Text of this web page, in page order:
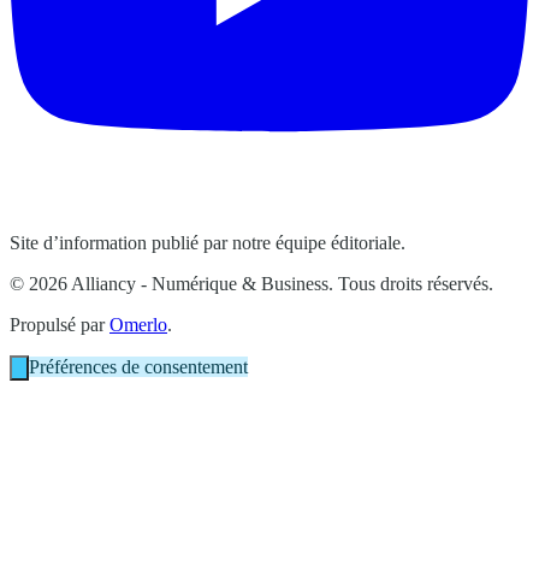
Site d’information publié par notre équipe éditoriale.
© 2026 Alliancy - Numérique & Business. Tous droits réservés.
Propulsé parOmerlo.
Préférences de consentement